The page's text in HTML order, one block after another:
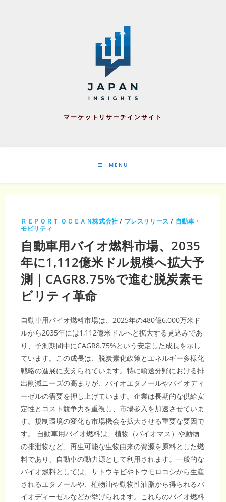
マーケットリサーチインサイト
MENU
ＲＥＰＯＲＴ ＯＣＥＡＮ株式会社 / プレスリリース / 自動車・
モビリティ
自動車用バイオ燃料市場、2035
年に1,112億米ドル規模へ拡大予
測｜CAGR8.75%で進む脱炭素モ
ビリティ革命
自動車用バイオ燃料市場は、2025年の480億6,000万米ド
ルから2035年には1,112億米ドルへと拡大する見込みであ
り、予測期間中にCAGR8.75%という安定した成長を示し
ています。この成長は、脱炭素化政策とエネルギー多様化
戦略の進展に支えられています。特に輸送分野における排
出削減ニーズの高まりが、バイオエタノールやバイオディ
ーゼルの需要を押し上げています。企業は長期的な供給安
定性とコスト競争力を重視し、市場参入を加速させていま
す。規制環境の変化も市場機会を拡大させる重要な要因で
す。 自動車用バイオ燃料は、植物（バイオマス）や動物
の排泄物など、再生可能な生物由来の資源を原料とした燃
料であり、自動車の動力源として利用されます。一般的な
バイオ燃料としては、サトウキビやトウモロコシから生産
されるエタノールや、植物油や動物性油脂から得られるバ
イオディーゼルなどが挙げられます。これらのバイオ燃料